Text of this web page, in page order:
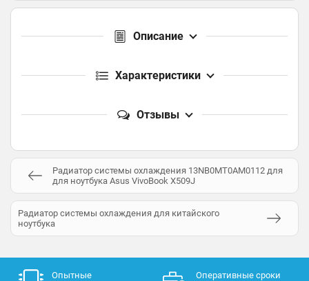
Описание
Характеристики
Отзывы
Радиатор системы охлаждения 13NB0MT0AM0112 для
для ноутбука Asus VivoBook X509J
Радиатор системы охлаждения для китайского
ноутбука
Опытные
Оперативные сроки